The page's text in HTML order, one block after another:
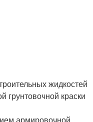
жидкостей
грунтовочной краски